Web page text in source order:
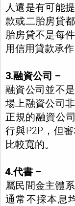
人還是有可能
款或二胎房貸
胎房貸不是每
用信用貸款承
3.融資公司 –
融資公司並不
場上融資公司
正規的融資公
行與P2P，但
比較寬的。
4.代書 –
屬民間金主體
通常不採本息